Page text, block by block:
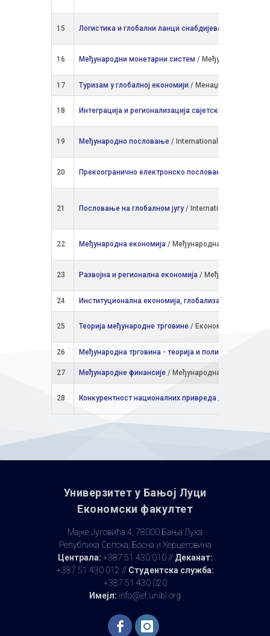
15 Логистика и глобални ланци снабдијевања
16 Међународни монетарни систем / Међународна
17 Туризам у глобалној економији / Meнаџмент у
18 Интеграција и регионализација свјетске привреде
19 Међународно пословање / International Master in
20 Прекоогранично електронско пословање
21 Пословање на глобалном југу / International Master in
22 Међународна економија / Међународна економија
23 Развојна и регионална економија / Међународна
24 Институционална економија, глобализација и
25 Теорија међународне трговине / Економска анализа
26 Међународна трговина - теорија и политика
27 Међународне финансије / Међународна економија
28 Конкурентност националних привреда /
Универзитет у Бањoj Луци
Економски факултет
Мајке Југовића 4, 78000 Бања Лука
Република Српска, Босна и Херцеговина
Централа: +387 51 430 010 // Деканат:
+387 51 430 012 // Студентска служба:
+387 51 430 020
Имејл: info@ef.unibl.org